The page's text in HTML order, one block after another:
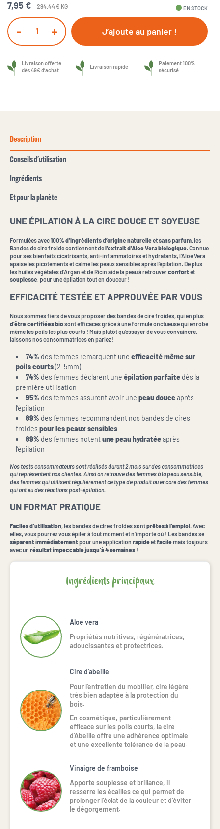
7,95 € 294,44 € KG fiber_manual_record EN STOCK
- + J’ajoute au panier !
Livraison offerte
dès 49€ d’achat
Livraison rapide
Paiement 100%
sécurisé
Description
Conseils d'utilisation
Ingrédients
Et pour la planète
UNE ÉPILATION À LA CIRE DOUCE ET SOYEUSE
Formulées avec100% d’ingrédients d’origine naturelleetsans parfum , les
Bandes de cire froide contiennent del’extrait d’Aloe Vera biologique . Connue
pour ses bienfaits cicatrisants, anti-inflammatoires et hydratants, l’Aloe Vera
apaise les picotements et calme les peaux sensibles après l’épilation. De plus
les huiles végétales d’Argan et de Ricin aide la peau à retrouverconfortet
souplesse , pour une épilation tout en douceur !
EFFICACITÉ TESTÉE ET APPROUVÉE PAR VOUS
Nous sommes fiers de vous proposer des bandes de cire froides, qui en plus
d’être certifiées biosont efficaces grâce à une formule onctueuse qui enrobe
même les poils les plus courts ! Mais plutôt qu’essayer de vous convaincre,
laissons nos consommatrices en parlez !
74% des femmes remarquent uneefficacité même sur
poils courts(2-5mm)
74% des femmes déclarent uneépilation parfaite dès la
première utilisation
95% des femmes assurent avoir unepeau douceaprès
l’épilation
89% des femmes recommandent nos bandes de cires
froides pour les peaux sensibles
89% des femmes notentune peau hydratéeaprès
l’épilation
Nos tests consommateurs sont réalisés durant 2 mois sur des consommatrices
qui représentent nos clientes. Ainsi on retrouve des femmes à la peau sensible,
des femmes qui utilisent régulièrement ce type de produit ou encore des femmes
qui ont eu des réactions post-épilation.
UN FORMAT PRATIQUE
Faciles d’utilisation , les bandes de cires froides sontprêtes à l’emploi . Avec
elles, vous pourrez vous épiler à tout moment et n'importe où ! Les bandes se
séparent immédiatementpour une application rapideetfacilemais toujours
avec un résultat impeccable jusqu’à 4 semaines !
Ingrédients principaux
Aloe vera
Propriétés nutritives, régénératrices,
adoucissantes et protectrices.
Cire d'abeille
Pour l'entretien du mobilier, cire légère
très bien adaptée à la protection du
bois.
En cosmétique, particulièrement
efficace sur les poils courts, la cire
d'Abeille offre une adhérence optimale
et une excellente tolérance de la peau.
Vinaigre de framboise
Apporte souplesse et brillance, il
resserre les écailles ce qui permet de
prolonger l’éclat de la couleur et d’éviter
le dégorgement.